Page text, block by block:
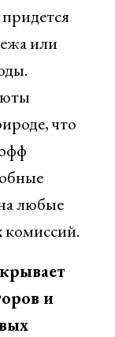
или
что
любые
комиссий.
и